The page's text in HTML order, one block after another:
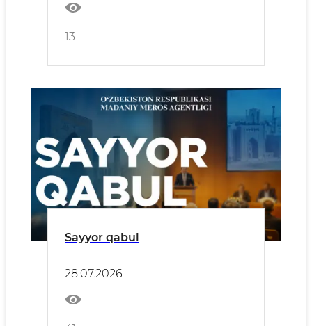
13
Sayyor qabul
28.07.2026